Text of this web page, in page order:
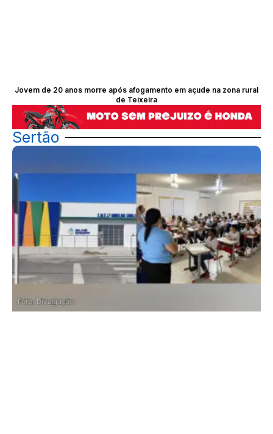
Jovem de 20 anos morre após afogamento em açude na zona rural
de Teixeira
Sertão